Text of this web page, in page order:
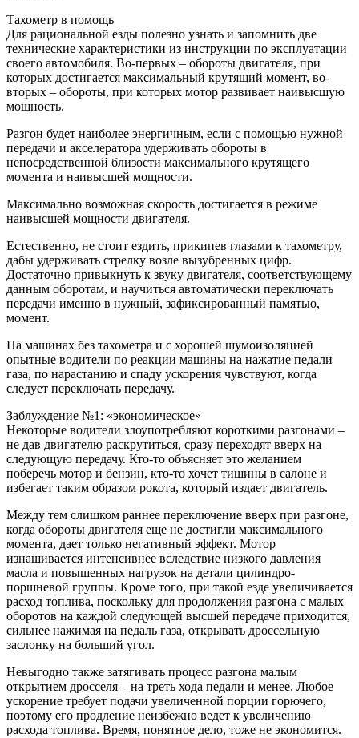
Тахометр в помощь
Для рациональной езды полезно узнать и запомнить две
технические характеристики из инструкции по эксплуатации
своего автомобиля. Во-первых – обороты двигателя, при
которых достигается максимальный крутящий момент, во-
вторых – обороты, при которых мотор развивает наивысшую
мощность.
Разгон будет наиболее энергичным, если с помощью нужной
передачи и акселератора удерживать обороты в
непосредственной близости максимального крутящего
момента и наивысшей мощности.
Максимально возможная скорость достигается в режиме
наивысшей мощности двигателя.
Естественно, не стоит ездить, прикипев глазами к тахометру,
дабы удерживать стрелку возле вызубренных цифр.
Достаточно привыкнуть к звуку двигателя, соответствующему
данным оборотам, и научиться автоматически переключать
передачи именно в нужный, зафиксированный памятью,
момент.
На машинах без тахометра и с хорошей шумоизоляцией
опытные водители по реакции машины на нажатие педали
газа, по нарастанию и спаду ускорения чувствуют, когда
следует переключать передачу.
Заблуждение №1: «экономическое»
Некоторые водители злоупотребляют короткими разгонами –
не дав двигателю раскрутиться, сразу переходят вверх на
следующую передачу. Кто-то объясняет это желанием
поберечь мотор и бензин, кто-то хочет тишины в салоне и
избегает таким образом рокота, который издает двигатель.
Между тем слишком раннее переключение вверх при разгоне,
когда обороты двигателя еще не достигли максимального
момента, дает только негативный эффект. Мотор
изнашивается интенсивнее вследствие низкого давления
масла и повышенных нагрузок на детали цилиндро-
поршневой группы. Кроме того, при такой езде увеличивается
расход топлива, поскольку для продолжения разгона с малых
оборотов на каждой следующей высшей передаче приходится,
сильнее нажимая на педаль газа, открывать дроссельную
заслонку на больший угол.
Невыгодно также затягивать процесс разгона малым
открытием дросселя – на треть хода педали и менее. Любое
ускорение требует подачи увеличенной порции горючего,
поэтому его продление неизбежно ведет к увеличению
расхода топлива. Время, понятное дело, тоже не экономится.